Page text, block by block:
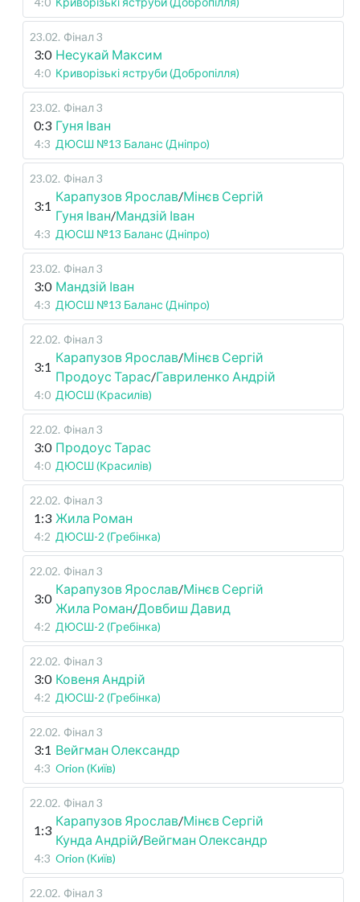
23.02. Фінал 3
3:0 Несукай Максим
4:0 Криворізькі яструби (Добропілля)
23.02. Фінал 3
0:3 Гуня Іван
4:3 ДЮСШ №13 Баланс (Дніпро)
23.02. Фінал 3
3:1
Карапузов Ярослав/Мінєв Сергій
Гуня Іван/Мандзій Іван
4:3 ДЮСШ №13 Баланс (Дніпро)
23.02. Фінал 3
3:0 Мандзій Іван
4:3 ДЮСШ №13 Баланс (Дніпро)
22.02. Фінал 3
3:1
Карапузов Ярослав/Мінєв Сергій
Продоус Тарас/Гавриленко Андрій
4:0 ДЮСШ (Красилів)
22.02. Фінал 3
3:0 Продоус Тарас
4:0 ДЮСШ (Красилів)
22.02. Фінал 3
1:3 Жила Роман
4:2 ДЮСШ-2 (Гребінка)
22.02. Фінал 3
3:0
Карапузов Ярослав/Мінєв Сергій
Жила Роман/Довбиш Давид
4:2 ДЮСШ-2 (Гребінка)
22.02. Фінал 3
3:0 Ковеня Андрій
4:2 ДЮСШ-2 (Гребінка)
22.02. Фінал 3
3:1 Вейгман Олександр
4:3 Orion (Київ)
22.02. Фінал 3
1:3
Карапузов Ярослав/Мінєв Сергій
Кунда Андрій/Вейгман Олександр
4:3 Orion (Київ)
22.02. Фінал 3